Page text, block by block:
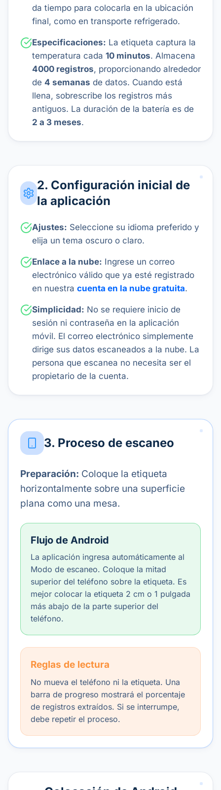
da tiempo para colocarla en la ubicación
final, como en transporte refrigerado.
Especificaciones: La etiqueta captura la
temperatura cada 10 minutos. Almacena
4000 registros, proporcionando alrededor
de 4 semanas de datos. Cuando está
llena, sobrescribe los registros más
antiguos. La duración de la batería es de
2 a 3 meses.
2. Configuración inicial de
la aplicación
Ajustes: Seleccione su idioma preferido y
elija un tema oscuro o claro.
Enlace a la nube: Ingrese un correo
electrónico válido que ya esté registrado
en nuestra cuenta en la nube gratuita.
Simplicidad: No se requiere inicio de
sesión ni contraseña en la aplicación
móvil. El correo electrónico simplemente
dirige sus datos escaneados a la nube. La
persona que escanea no necesita ser el
propietario de la cuenta.
3. Proceso de escaneo
Preparación: Coloque la etiqueta
horizontalmente sobre una superficie
plana como una mesa.
Flujo de Android
La aplicación ingresa automáticamente al
Modo de escaneo. Coloque la mitad
superior del teléfono sobre la etiqueta. Es
mejor colocar la etiqueta 2 cm o 1 pulgada
más abajo de la parte superior del
teléfono.
Reglas de lectura
No mueva el teléfono ni la etiqueta. Una
barra de progreso mostrará el porcentaje
de registros extraídos. Si se interrumpe,
debe repetir el proceso.